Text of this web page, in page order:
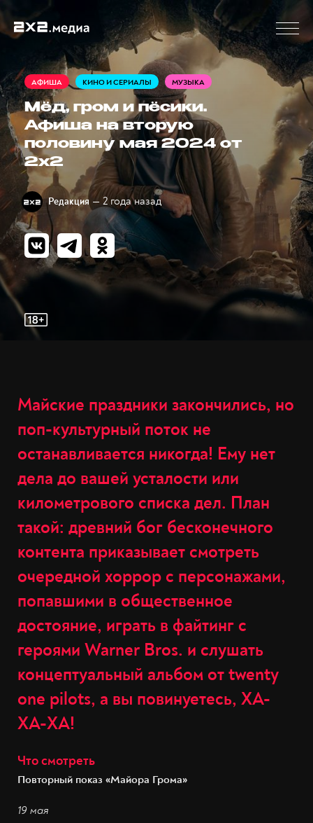
АФИША КИНО И СЕРИАЛЫ МУЗЫКА
Мёд, гром и пёсики.
Афиша на вторую
половину мая 2024 от
2x2
Редакция — 2 года назад
Майские праздники закончились, но
поп-культурный поток не
останавливается никогда! Ему нет
дела до вашей усталости или
километрового списка дел. План
такой: древний бог бесконечного
контента приказывает смотреть
очередной хоррор с персонажами,
попавшими в общественное
достояние, играть в файтинг с
героями Warner Bros. и слушать
концептуальный альбом от twenty
one pilots, а вы повинуетесь, ХА-
ХА-ХА!
Что смотреть
Повторный показ «Майора Грома»
19 мая